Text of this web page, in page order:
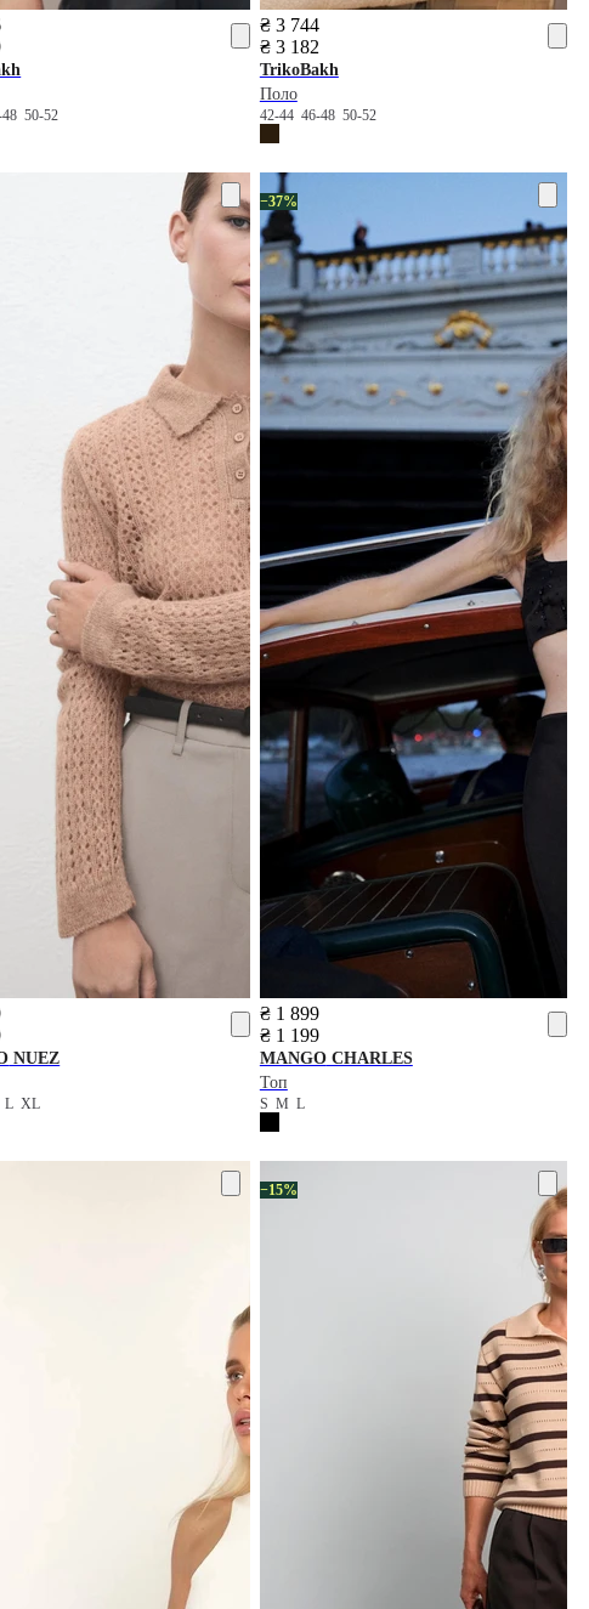
4850-52
₴ 3 744
₴ 3 182
TrikoBakh
Поло
42-44 46-48 50-52
NUEZ
LXL
−37%
₴ 1 899
₴ 1 199
MANGOCHARLES
Топ
S M L
−15%